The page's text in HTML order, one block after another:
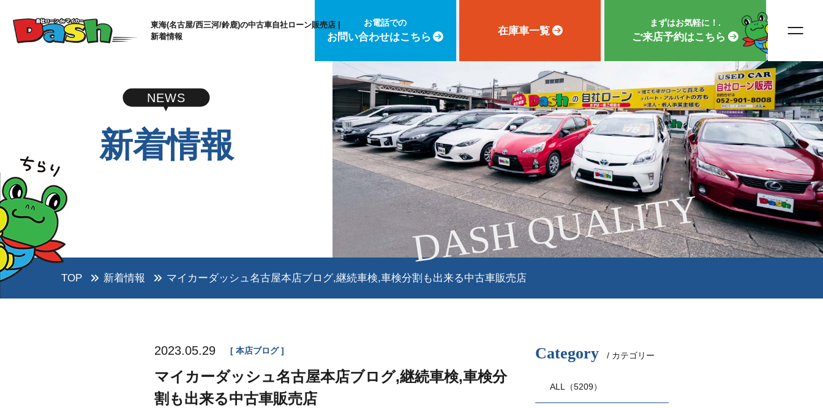
東海(名古屋/西三河/鈴鹿)の中古車自社ローン販売店 |
新着情報
お電話での
お問い合わせはこちら
在庫車一覧
まずはお気軽に！.
ご来店予約はこちら
DASH QUALITY
NEWS
新着情報
TOP 新着情報 マイカーダッシュ名古屋本店ブログ,継続車検,車検分割も出来る中古車販売店
2023.05.29 本店ブログ
マイカーダッシュ名古屋本店ブログ,継続車検,車検分
割も出来る中古車販売店
Category / カテゴリー
ALL（5209）